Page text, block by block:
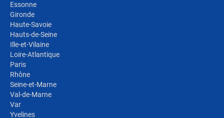
Essonne
Gironde
Haute-Savoie
Hauts-de-Seine
Ille-et-Vilaine
Loire-Atlantique
Paris
Rhône
Seine-et-Marne
Val-de-Marne
Var
Yvelines